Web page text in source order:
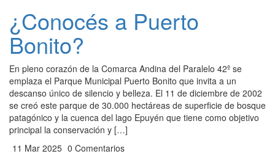
¿Conocés a Puerto
Bonito?
En pleno corazón de la Comarca Andina del Paralelo 42º se
emplaza el Parque Municipal Puerto Bonito que invita a un
descanso único de silencio y belleza. El 11 de diciembre de 2002
se creó este parque de 30.000 hectáreas de superficie de bosque
patagónico y la cuenca del lago Epuyén que tiene como objetivo
principal la conservación y […]
11 Mar 2025 0 Comentarios